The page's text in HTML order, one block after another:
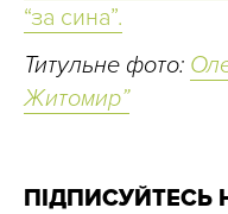
“за сина”.
Титульне фото:
Житомир”
ПІДПИСУЙТЕСЬ